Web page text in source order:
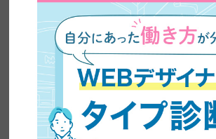
ここからは、それぞれの職種を詳しく解説し
仕事1：WEBデザイナー
WEBデザイナーとは、下記のようにWEB上に
ンする仕事です。